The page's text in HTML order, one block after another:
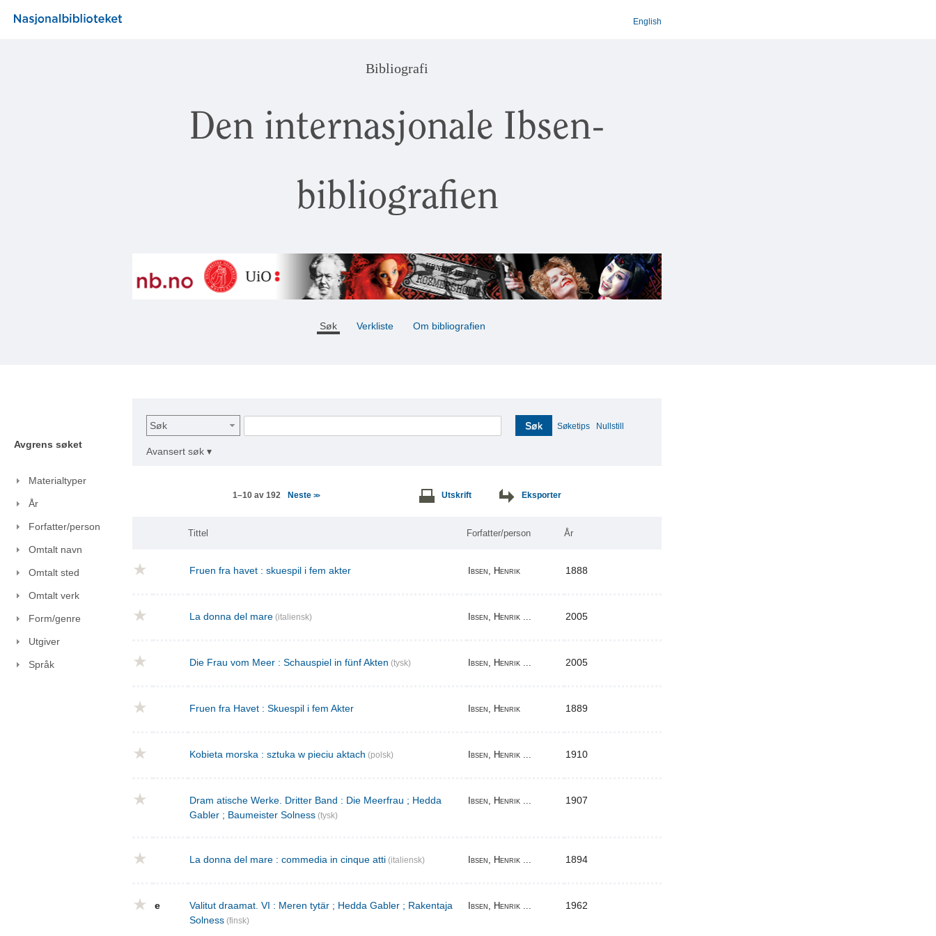
English
Bibliografi
Den internasjonale Ibsen-
bibliografien
Søk Verkliste Om bibliografien
Avgrens søket
Materialtyper
År
Forfatter/person
Omtalt navn
Omtalt sted
Omtalt verk
Form/genre
Utgiver
Språk
Søk Søk Søketips Nullstill
Avansert søk ▾
1–10 av 192 Neste >> Utskrift Eksporter
Tittel Forfatter/person År
Fruen fra havet : skuespil i fem akter Ibsen, Henrik 1888
La donna del mare (italiensk) Ibsen, Henrik ... 2005
Die Frau vom Meer : Schauspiel in fünf Akten (tysk) Ibsen, Henrik ... 2005
Fruen fra Havet : Skuespil i fem Akter Ibsen, Henrik 1889
Kobieta morska : sztuka w pieciu aktach (polsk) Ibsen, Henrik ... 1910
Dram atische Werke. Dritter Band : Die Meerfrau ; Hedda
Gabler ; Baumeister Solness (tysk)
Ibsen, Henrik ... 1907
La donna del mare : commedia in cinque atti (italiensk) Ibsen, Henrik ... 1894
e
Valitut draamat. VI : Meren tytär ; Hedda Gabler ; Rakentaja
Solness (finsk)
Ibsen, Henrik ... 1962